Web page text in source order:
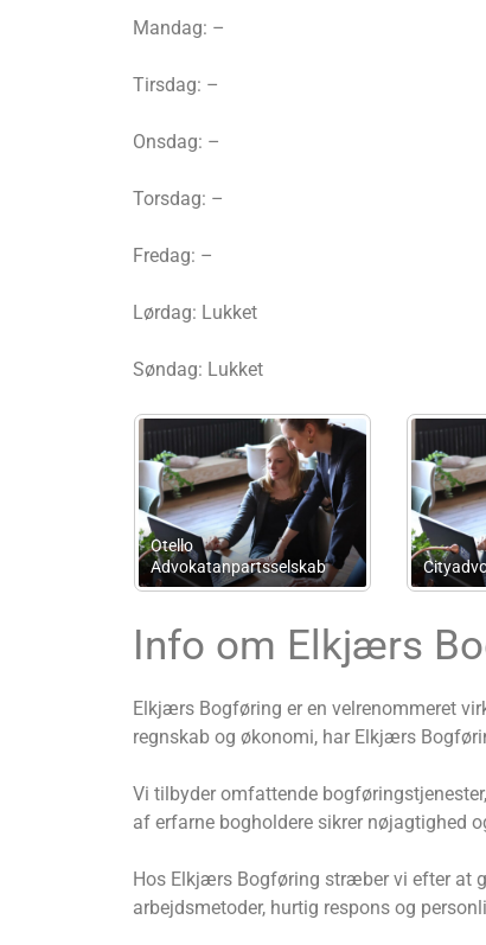
Mandag: –
Tirsdag: –
Onsdag: –
Torsdag: –
Fredag: –
Lørdag: Lukket
Søndag: Lukket
Ibsen Venning Brixius I/S Bedre Økonomi
Info om Elkjærs
Elkjærs Bogføring er en velrenommeret
regnskab og økonomi, har Elkjærs
Vi tilbyder omfattende
af erfarne bogholdere sikrer nøjagtighed
Hos Elkjærs Bogføring stræber vi efter at
arbejdsmetoder, hurtig respons og